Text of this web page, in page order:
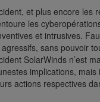
et plus encore les
les
et intrusives.
sans pouvoir
SolarWinds n’est
implications, mais
actions respectives